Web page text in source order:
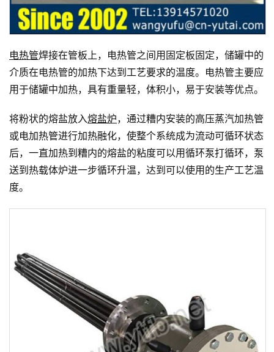
电热管焊接在管板上，电热管之间用固定板固定，储罐中的
介质在电热管的加热下达到工艺要求的温度。电热管主要应
用于储罐中加热，具有重量轻，体积小，易于安装等优点。
将粉状的熔盐放入熔盐炉，通过糟内安装的高压蒸汽加热管
或电加热管进行加热融化，使整个系统成为流动可循环状态
后，一直加热到糟内的熔盐的粘度可以用循环泵打循环，泵
送到热载体炉进一步循环升温，达到可以使用的生产工艺温
度。